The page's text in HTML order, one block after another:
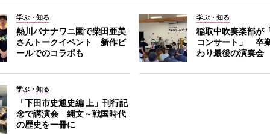
学ぶ・知る
熱川バナナワニ園で柴田亜美
さんトークイベント 新作ビ
ールでのコラボも
学ぶ・知る
稲取中吹奏楽部が
コンサート」 卒
わり最後の演奏会
学ぶ・知る
「下田市史通史編 上」刊行記
念で講演会 縄文～戦国時代
の歴史を一冊に